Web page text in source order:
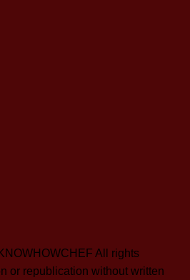
All rights
or republication without written